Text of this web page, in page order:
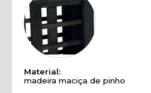
Material:
madeira maciça de pinho